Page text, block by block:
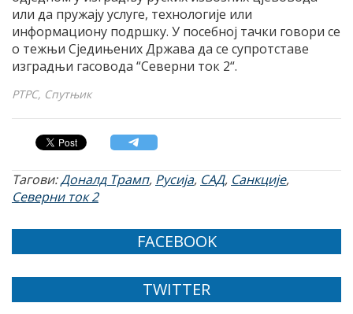
или да пружају услуге, технологије или
информациону подршку. У посебној тачки говори се
о тежњи Сједињених Држава да се супротставе
изградњи гасовода “Северни ток 2“.
РТРС, Спутњик
Тагови:Доналд Трамп, Русија, САД, Санкције,
Северни ток 2
FACEBOOK
TWITTER